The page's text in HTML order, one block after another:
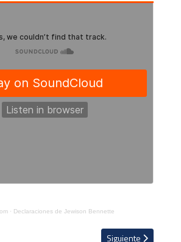
· Declaraciones de Jewison Bennette
con Joel Campbell se trae un punto en su
Artículo siguiente:
Siguiente